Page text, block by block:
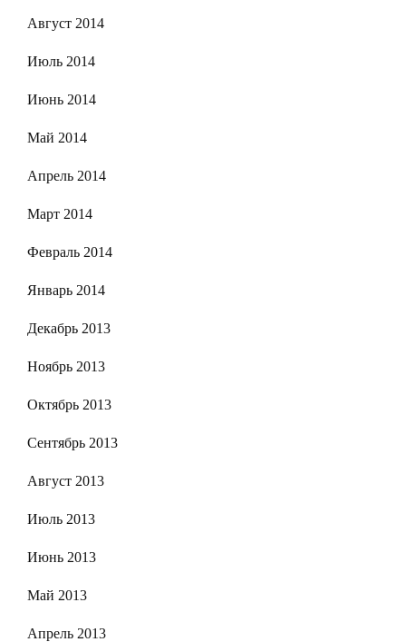
Август 2014
Июль 2014
Июнь 2014
Май 2014
Апрель 2014
Март 2014
Февраль 2014
Январь 2014
Декабрь 2013
Ноябрь 2013
Октябрь 2013
Сентябрь 2013
Август 2013
Июль 2013
Июнь 2013
Май 2013
Апрель 2013